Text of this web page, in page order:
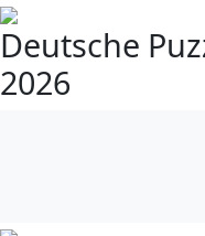
Deutsche
2026